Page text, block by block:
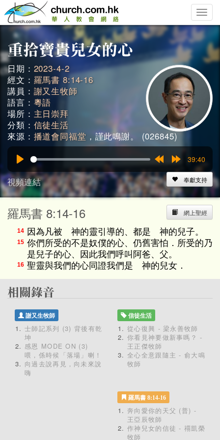
Toggle
日期： 2023-4-2
經文： 羅馬書 8:14-16
講員： 謝又生牧師
語言： 粵語
場所： 主日崇拜
分類： 信徒生活
來源： 播道會同福堂 ，謹此鳴謝。 (026845)
Play
15s
Forward
15s
39:40
視頻連結 奉獻支持
網上聖經
羅馬書 8:14-16
14 因為凡被 神的靈引導的、都是 神的兒子。
15 你們所受的不是奴僕的心、仍舊害怕．所受的乃
是兒子的心、因此我們呼叫阿爸、父。
16 聖靈與我們的心同證我們是 神的兒女．
謝又生牧師
士師記系列 (3) 背後有乾
坤
感恩 MODE ON (3)
喂，係時候「落場」喇！
向過去說再見，向未來說
嗨
信徒生活
從心復興 - 梁永善牧師
你看見神要做新事嗎？ -
王正傑牧師
全心全意跟隨主 - 俞大鳴
牧師
羅馬書 8:14-16
奔向愛你的天父 (普) -
王亞辰牧師
作神兒女的信徒 - 禤凱榮
牧師